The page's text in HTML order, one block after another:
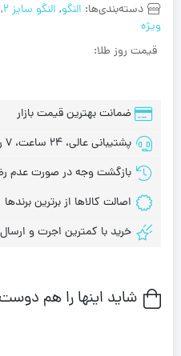
دسته‌بندی‌ها: النگو, النگو سایز 2 ,
ویژه
قیمت روز طلا:
ضمانت بهترین قیمت بازار
پشتیبانی عالی، 24 ساعت، 7 روز هفته
بازگشت وجه در صورت عدم
اصالت کالاها از برترین برندها
خرید با کمترین اجرت و ارسال
شاید اینها را هم